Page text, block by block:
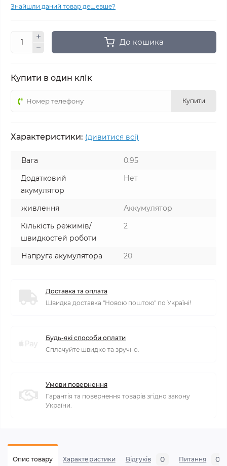
Знайшли даний товар дешевше?
До кошика
Купити в один клік
Купити
Характеристики: (дивитися всі)
Вага
0.95
Додатковий
акумулятор
Нет
живлення
Аккумулятор
Кількість режимів/
швидкостей роботи
2
Напруга акумулятора 20
Доставка та оплата
Швидка доставка "Новою поштою" по Україні!
Будь-які способи оплати
Сплачуйте швидко та зручно.
Умови повернення
Гарантія та повернення товарів згідно закону
України.
Опис товару Характеристики Відгуків 0 Питання 0